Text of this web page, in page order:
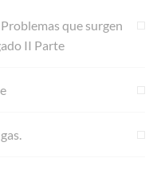
Problemas que surgen
II Parte